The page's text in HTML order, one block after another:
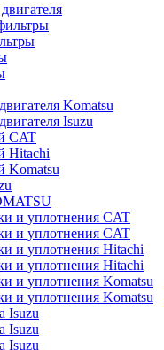
Komatsu
Isuzu
CAT
Hitachi
Komatsu
и уплотнения CAT
и уплотнения CAT
и уплотнения Hitachi
и уплотнения Hitachi
и уплотнения Komatsu
и уплотнения Komatsu
Isuzu
Isuzu
Isuzu